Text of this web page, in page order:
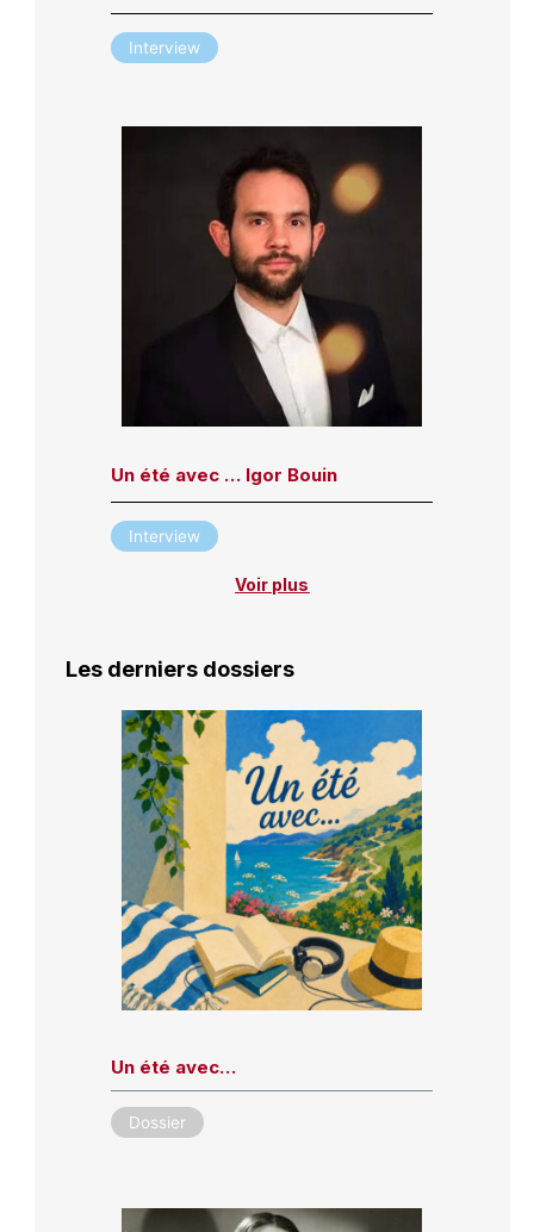
Interview
Un été avec … Igor Bouin
Interview
Voir plus
Les derniers dossiers
Un été avec…
Dossier